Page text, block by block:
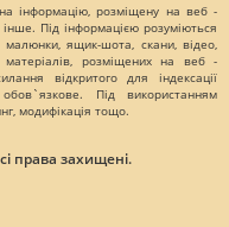
інформацію, розміщену на веб -
Під інформацією розуміються
малюнки, ящик-шота, скани, відео,
матеріалів, розміщених на веб -
відкритого для індексації
Під використанням
модифікація тощо.
права захищені.